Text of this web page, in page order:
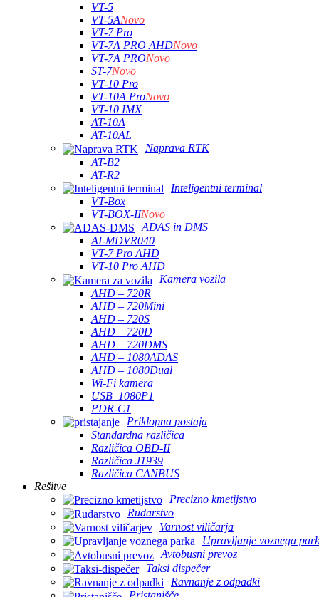
VT-5
VT-5ANovo
VT-7 Pro
VT-7A PRO AHDNovo
VT-7A PRONovo
ST-7Novo
VT-10 Pro
VT-10A ProNovo
VT-10 IMX
AT-10A
AT-10AL
Naprava RTK
AT-B2
AT-R2
Inteligentni terminal
VT-Box
VT-BOX-IINovo
ADAS in DMS
AI-MDVR040
VT-7 Pro AHD
VT-10 Pro AHD
Kamera vozila
AHD – 720R
AHD – 720Mini
AHD – 720S
AHD – 720D
AHD – 720DMS
AHD – 1080ADAS
AHD – 1080Dual
Wi-Fi kamera
USB_1080P1
PDR-C1
Priklopna postaja
Standardna različica
Različica OBD-II
Različica J1939
Različica CANBUS
Rešitve
Precizno kmetijstvo
Rudarstvo
Varnost viličarja
Upravljanje voznega
Avtobusni prevoz
Taksi dispečer
Ravnanje z odpadki